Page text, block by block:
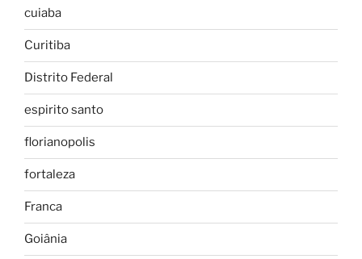
cuiaba
Curitiba
Distrito Federal
espirito santo
florianopolis
fortaleza
Franca
Goiânia